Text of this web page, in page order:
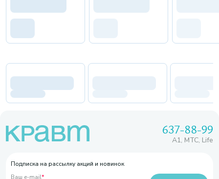
637-88-99
A1, МТС, Life
Подписка на рассылку акций и новинок
Ваш e-mail*